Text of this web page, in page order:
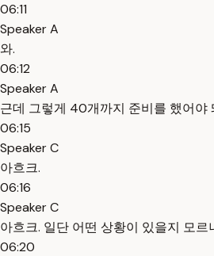
06:11
Speaker A
와.
06:12
Speaker A
근데 그렇게 40개까지 준비를 했어야
06:15
Speaker C
아흐크.
06:16
Speaker C
아흐크. 일단 어떤 상황이 있을지 모르
06:20